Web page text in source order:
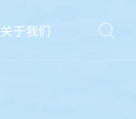
关于我们